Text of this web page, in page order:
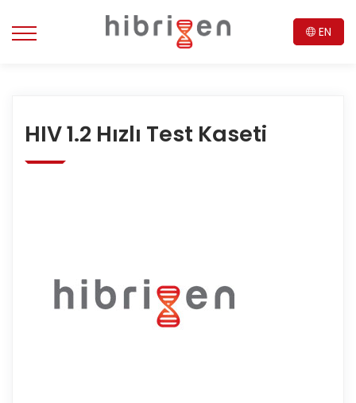
EN
HIV 1.2 Hızlı Test Kaseti